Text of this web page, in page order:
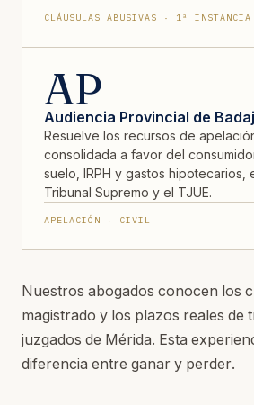
CLÁUSULAS ABUSIVAS · 1ª INSTANCIA
AP
Audiencia Provincial de
Resuelve los recursos de
consolidada a favor del
suelo, IRPH y gastos hipotecarios,
Tribunal Supremo y el TJUE.
APELACIÓN · CIVIL
Nuestros abogados conocen los
magistrado y los plazos reales de
juzgados de Mérida. Esta
diferencia entre ganar y perder.